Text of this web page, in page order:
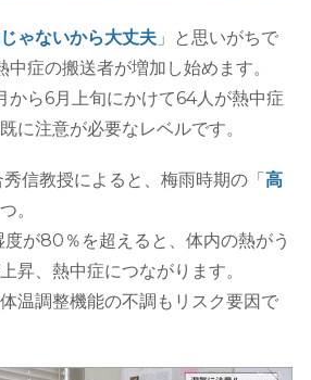
ゃないから大丈夫」と思いがちで
症の搬送者が増加し始めます。
から6月上旬にかけて64人が熱中症
に注意が必要なレベルです。
信教授によると、梅雨時期の「高
。
が80％を超えると、体内の熱がう
昇、熱中症につながります。
温調整機能の不調もリスク要因で